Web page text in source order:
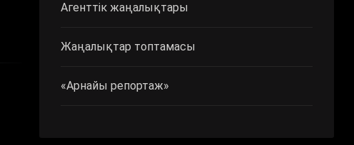
Агенттік жаңалықтары
Жаңалықтар топтамасы
«Арнайы репортаж»